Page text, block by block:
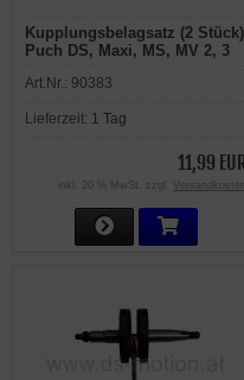
Kupplungsbelagsatz (2 Stück)
Puch DS, Maxi, MS, MV 2, 3
Art.Nr.: 90383
Lieferzeit: 1 Tag
11,99 EUR
inkl. 20 % MwSt. zzgl. Versandkosten